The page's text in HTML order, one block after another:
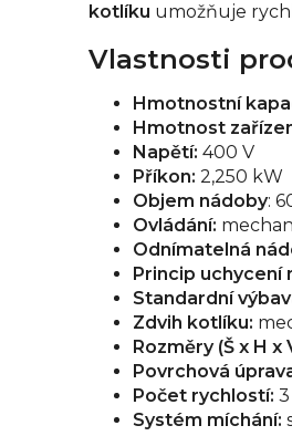
kotlíku umožňuje
Vlastnosti
Hmotnostní
Hmotnost
Napětí: 400 V
Příkon: 2,250 kW
Objem nádoby:
Ovládání:
Odnímatelná
Princip uchycení
Standardní
Zdvih kotlíku:
Rozměry (Š x H x
Povrchová
Počet rychlostí: 3
Systém míchání: